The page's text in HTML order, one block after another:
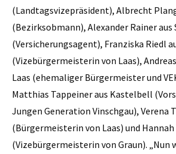
(Landtagsvizepräsident), Albrecht
(Bezirksobmann), Alexander Rainer aus
(Versicherungsagent), Franziska Riedl
(Vizebürgermeisterin von Laas),
Laas (ehemaliger Bürgermeister und
Matthias Tappeiner aus Kastelbell
Jungen Generation Vinschgau), Verena
(Bürgermeisterin von Laas) und
(Vizebürgermeisterin von Graun). „Nun